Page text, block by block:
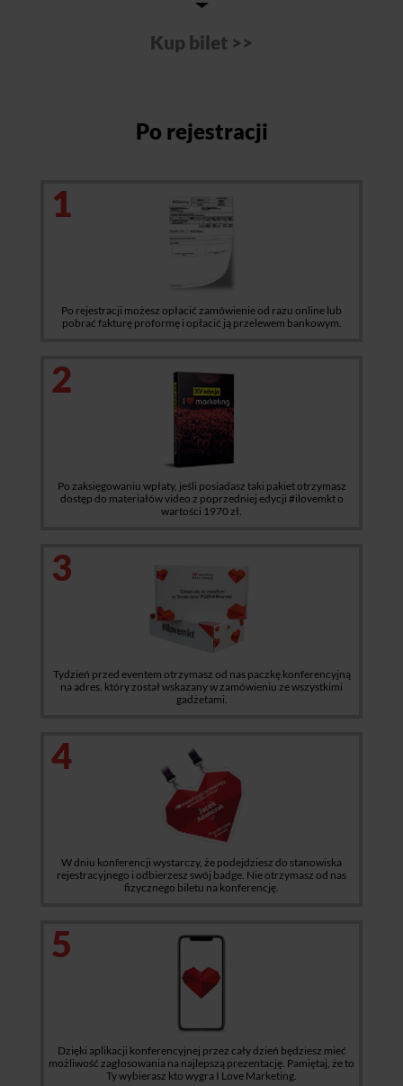
Po rejestracji
1
Po rejestracji możesz opłacić zamówienie od razu online lub
pobrać fakturę proformę i opłacić ją przelewem bankowym.
2
Po zaksięgowaniu wpłaty, jeśli posiadasz taki pakiet otrzymasz
dostęp do materiałów video z poprzedniej edycji #ilovemkt o
wartości 1970 zł.
3
Tydzień przed eventem otrzymasz od nas paczkę konferencyjną
na adres, który został wskazany w zamówieniu ze wszystkimi
gadżetami.
4
W dniu konferencji wystarczy, że podejdziesz do stanowiska
rejestracyjnego i odbierzesz swój badge. Nie otrzymasz od nas
fizycznego biletu na konferencję.
5
Dzięki aplikacji konferencyjnej przez cały dzień będziesz mieć
możliwość zagłosowania na najlepszą prezentację. Pamiętaj, że to
Ty wybierasz kto wygra I Love Marketing.